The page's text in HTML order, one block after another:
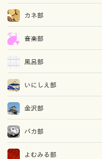
カネ部
音楽部
風呂部
いにしえ部
金沢部
バカ部
よむみる部